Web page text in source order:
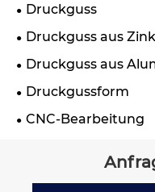
Druckguss
Druckguss aus
Druckguss aus
Druckgussform
CNC-Bearbeitung